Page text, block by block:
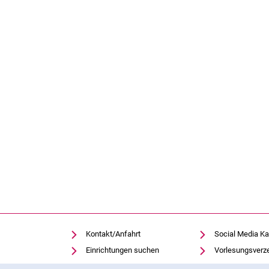
Kontakt/Anfahrt
Einrichtungen suchen
Stellenangebote
Social Media
Moodle